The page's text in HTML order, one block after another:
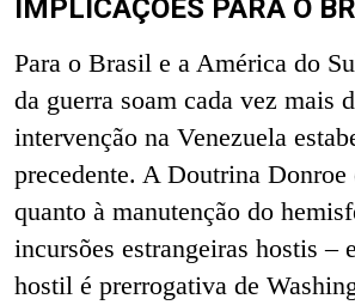
IMPLICAÇÕES PARA O
Para o Brasil e a América do
da guerra soam cada vez mais
intervenção na Venezuela
precedente. A Doutrina
quanto à manutenção do
incursões estrangeiras hostis –
hostil é prerrogativa de